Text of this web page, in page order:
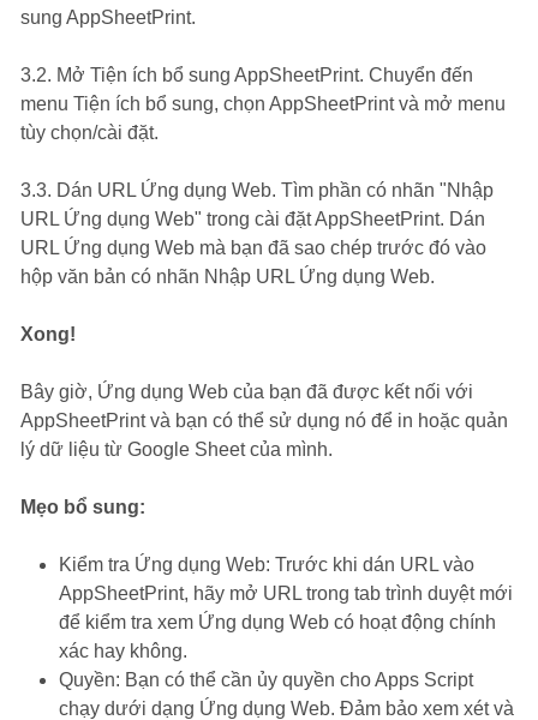
sung AppSheetPrint.
3.2. Mở Tiện ích bổ sung AppSheetPrint. Chuyển đến
menu Tiện ích bổ sung, chọn AppSheetPrint và mở menu
tùy chọn/cài đặt.
3.3. Dán URL Ứng dụng Web. Tìm phần có nhãn "Nhập
URL Ứng dụng Web" trong cài đặt AppSheetPrint. Dán
URL Ứng dụng Web mà bạn đã sao chép trước đó vào
hộp văn bản có nhãn Nhập URL Ứng dụng Web.
Xong!
Bây giờ, Ứng dụng Web của bạn đã được kết nối với
AppSheetPrint và bạn có thể sử dụng nó để in hoặc quản
lý dữ liệu từ Google Sheet của mình.
Mẹo bổ sung:
Kiểm tra Ứng dụng Web: Trước khi dán URL vào
AppSheetPrint, hãy mở URL trong tab trình duyệt mới
để kiểm tra xem Ứng dụng Web có hoạt động chính
xác hay không.
Quyền: Bạn có thể cần ủy quyền cho Apps Script
chạy dưới dạng Ứng dụng Web. Đảm bảo xem xét và